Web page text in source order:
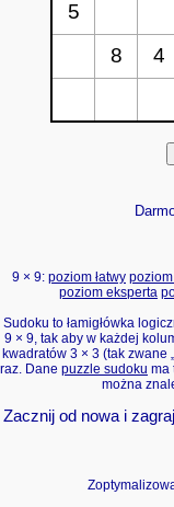
9 × 9: poziom łatwy
poziom eksperta
Sudoku to łamigłówka
9 × 9, tak aby w każdej
kwadratów 3 × 3 (tak zwane
raz. Dane puzzle sudoku ma
można
Zacznij od nowa i